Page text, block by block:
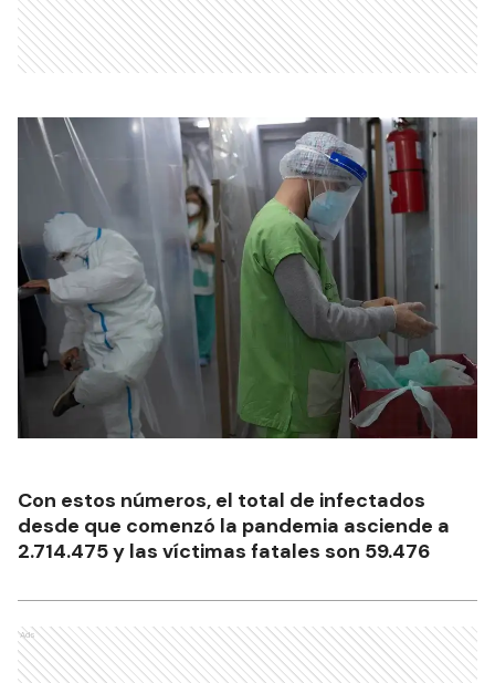
Con estos números, el total de infectados
desde que comenzó la pandemia asciende a
2.714.475 y las víctimas fatales son 59.476
Ads